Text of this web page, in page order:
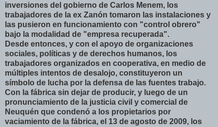
inversiones del gobierno de Carlos Menem, los
trabajadores de la ex Zanón tomaron las instalaciones y
las pusieron en funcionamiento con "control obrero"
bajo la modalidad de "empresa recuperada".
Desde entonces, y con el apoyo de organizaciones
sociales, políticas y de derechos humanos, los
trabajadores organizados en cooperativa, en medio de
múltiples intentos de desalojo, constituyeron un
símbolo de lucha por la defensa de las fuentes trabajo.
Con la fábrica sin dejar de producir, y luego de un
pronunciamiento de la justicia civil y comercial de
Neuquén que condenó a los propietarios por
vaciamiento de la fábrica, el 13 de agosto de 2009, los